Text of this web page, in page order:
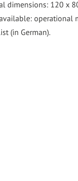
dimensions: 120 x
operational
(in German).